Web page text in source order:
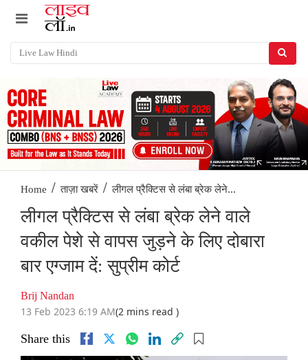
Home / ताज़ा खबरें / लीगल प्रैक्टिस से लंबा ब्रेक लेने...
लीगल प्रैक्टिस से लंबा ब्रेक लेने वाले
वकील पेशे से वापस जुड़ने के लिए दोबारा
बार एग्जाम दें: सुप्रीम कोर्ट
Brij Nandan
13 Feb 2023 6:19 AM(2 mins read )
Share this